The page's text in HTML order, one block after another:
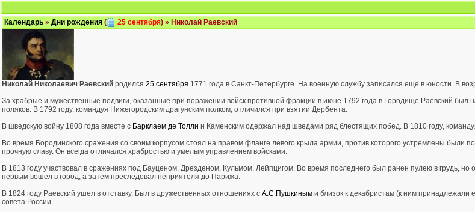
Календарь » Дни рождения ( 25 сентября) » Николай Раевский
Николай Николаевич Раевский родился 25 сентября 1771 года в Санкт-Петербурге. На военную службу записался еще в юности. В
За храбрые и мужественные подвиги, оказанные при поражении войск противной фракции в июне 1792 года в Городище Раевский был
поляков. В 1792 году, командуя Нижегородским драгунским полком, отличился при взятии Дербента.
В шведскую войну 1808 года вместе с Барклаем де Толли и Каменским одержал над шведами ряд блестящих побед. В 1810 году,
Во время Бородинского сражения со своим корпусом стоял на правом фланге левого крыла армии, против которого устремлены
прочную славу. Он всегда отличался храбростью и умелым управлением войсками.
В 1813 году участвовал в сражениях под Бауценом, Дрезденом, Кульмом, Лейпцигом. Во время последнего был ранен пулею в грудь,
первым вошел в город, а затем преследовал неприятеля до Парижа.
В 1824 году Раевский ушел в отставку. Был в дружественных отношениях с А.С.Пушкиным и близок к декабристам (к ним
совета России.